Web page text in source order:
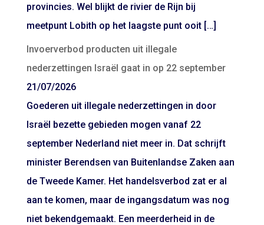
provincies. Wel blijkt de rivier de Rijn bij
meetpunt Lobith op het laagste punt ooit […]
Invoerverbod producten uit illegale
nederzettingen Israël gaat in op 22 september
21/07/2026
Goederen uit illegale nederzettingen in door
Israël bezette gebieden mogen vanaf 22
september Nederland niet meer in. Dat schrijft
minister Berendsen van Buitenlandse Zaken aan
de Tweede Kamer. Het handelsverbod zat er al
aan te komen, maar de ingangsdatum was nog
niet bekendgemaakt. Een meerderheid in de